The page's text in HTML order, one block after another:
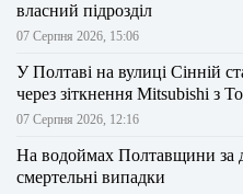
власний підрозділ
07 Серпня 2026, 15:06
У Полтаві на вулиці Сінній
через зіткнення Mitsubishi з
07 Серпня 2026, 12:16
На водоймах Полтавщини за
смертельні випадки